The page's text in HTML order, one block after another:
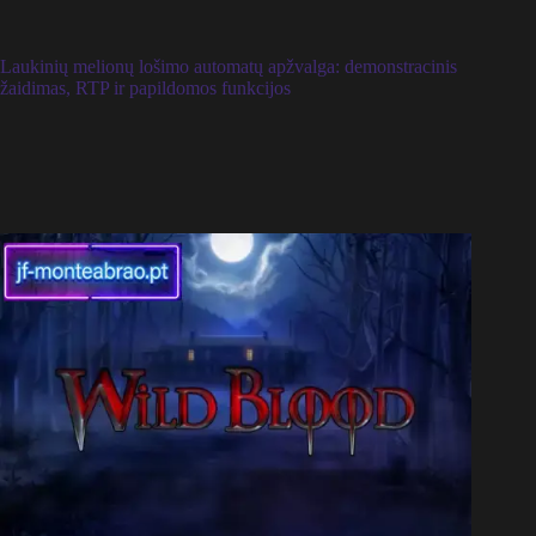
Laukinių melionų lošimo automatų apžvalga: demonstracinis
žaidimas, RTP ir papildomos funkcijos